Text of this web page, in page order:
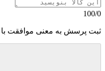
100/0
ثبت پرسش به معنی موافقت با